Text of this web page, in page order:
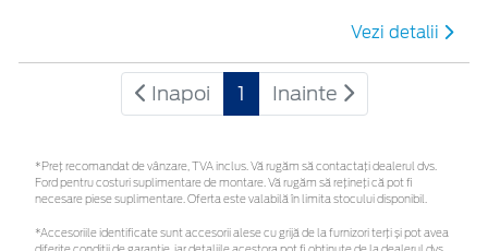
Vezi detalii
Inapoi 1 Inainte
*Preţ recomandat de vânzare, TVA inclus. Vă rugăm să contactaţi dealerul dvs.
Ford pentru costuri suplimentare de montare. Vă rugăm să rețineți că pot fi
necesare piese suplimentare. Oferta este valabilă în limita stocului disponibil.
*Accesoriile identificate sunt accesorii alese cu grijă de la furnizori terți și pot avea